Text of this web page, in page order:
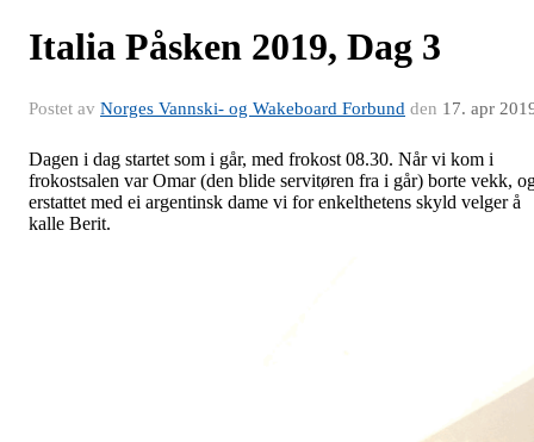
Italia Påsken 2019, Dag 3
Postet av Norges Vannski- og Wakeboard Forbund den 17. apr
Dagen i dag startet som i går, med frokost 08.30. Når vi kom i
frokostsalen var Omar (den blide servitøren fra i går) borte vekk,
erstattet med ei argentinsk dame vi for enkelthetens skyld velger å
kalle Berit.